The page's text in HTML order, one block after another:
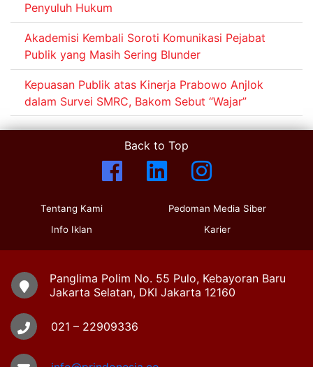
Penyuluh Hukum
Akademisi Kembali Soroti Komunikasi Pejabat
Publik yang Masih Sering Blunder
Kepuasan Publik atas Kinerja Prabowo Anjlok
dalam Survei SMRC, Bakom Sebut “Wajar”
Back to Top
Tentang Kami
Info Iklan
Pedoman Media Siber
Karier
Panglima Polim No. 55 Pulo, Kebayoran Baru
Jakarta Selatan, DKI Jakarta 12160
021 – 22909336